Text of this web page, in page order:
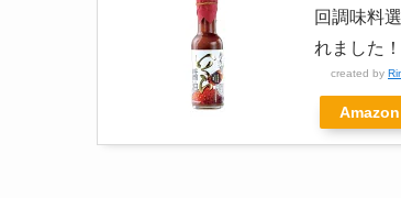
回調味料
れました！
created by
Amazon